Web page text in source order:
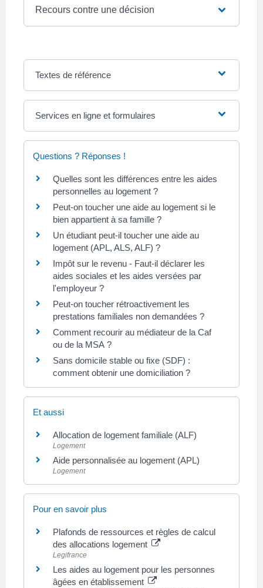
Recours contre une décision
Textes de référence
Services en ligne et formulaires
Questions ? Réponses !
Quelles sont les différences entre les aides
personnelles au logement ?
Peut-on toucher une aide au logement si le
bien appartient à sa famille ?
Un étudiant peut-il toucher une aide au
logement (APL, ALS, ALF) ?
Impôt sur le revenu - Faut-il déclarer les
aides sociales et les aides versées par
l'employeur ?
Peut-on toucher rétroactivement les
prestations familiales non demandées ?
Comment recourir au médiateur de la Caf
ou de la MSA ?
Sans domicile stable ou fixe (SDF) :
comment obtenir une domiciliation ?
Et aussi
Allocation de logement familiale (ALF)
Logement
Aide personnalisée au logement (APL)
Logement
Pour en savoir plus
Plafonds de ressources et règles de calcul
des allocations logement
Legifrance
Les aides au logement pour les personnes
âgées en établissement